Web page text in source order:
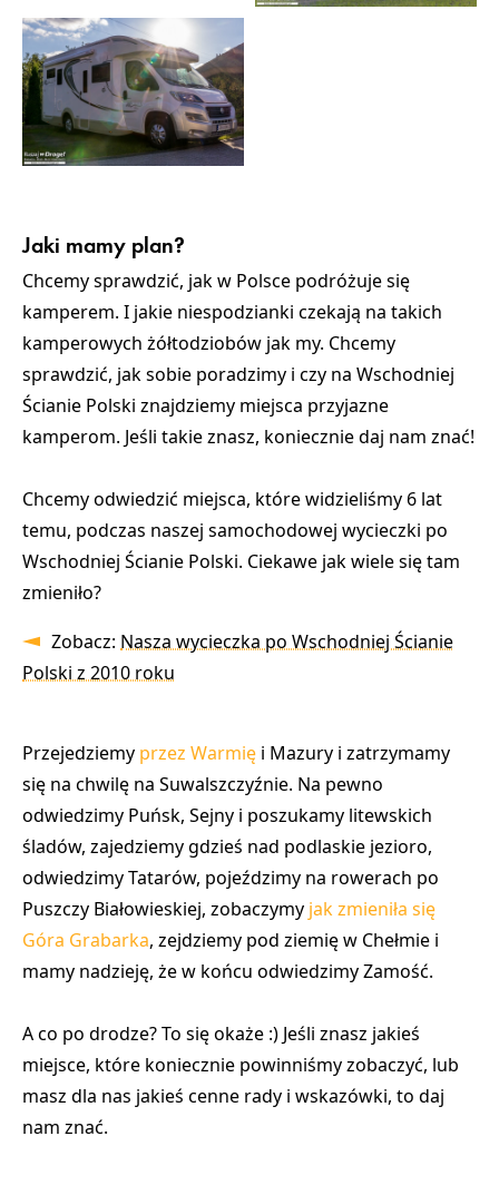
Jaki mamy plan?
Chcemy sprawdzić, jak w Polsce podróżuje się
kamperem. I jakie niespodzianki czekają na takich
kamperowych żółtodziobów jak my. Chcemy
sprawdzić, jak sobie poradzimy i czy na Wschodniej
Ścianie Polski znajdziemy miejsca przyjazne
kamperom. Jeśli takie znasz, koniecznie daj nam znać!
Chcemy odwiedzić miejsca, które widzieliśmy 6 lat
temu, podczas naszej samochodowej wycieczki po
Wschodniej Ścianie Polski. Ciekawe jak wiele się tam
zmieniło?
Zobacz: Nasza wycieczka po Wschodniej Ścianie
Polski z 2010 roku
Przejedziemy przez Warmię i Mazury i zatrzymamy
się na chwilę na Suwalszczyźnie. Na pewno
odwiedzimy Puńsk, Sejny i poszukamy litewskich
śladów, zajedziemy gdzieś nad podlaskie jezioro,
odwiedzimy Tatarów, pojeździmy na rowerach po
Puszczy Białowieskiej, zobaczymy jak zmieniła się
Góra Grabarka, zejdziemy pod ziemię w Chełmie i
mamy nadzieję, że w końcu odwiedzimy Zamość.
A co po drodze? To się okaże :) Jeśli znasz jakieś
miejsce, które koniecznie powinniśmy zobaczyć, lub
masz dla nas jakieś cenne rady i wskazówki, to daj
nam znać.